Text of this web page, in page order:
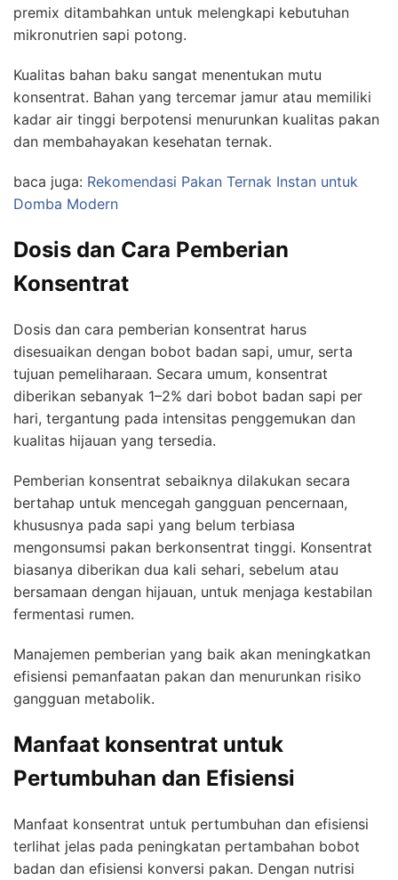
premix ditambahkan untuk melengkapi kebutuhan
mikronutrien sapi potong.
Kualitas bahan baku sangat menentukan mutu
konsentrat. Bahan yang tercemar jamur atau memiliki
kadar air tinggi berpotensi menurunkan kualitas pakan
dan membahayakan kesehatan ternak.
baca juga: Rekomendasi Pakan Ternak Instan untuk
Domba Modern
Dosis dan Cara Pemberian
Konsentrat
Dosis dan cara pemberian konsentrat harus
disesuaikan dengan bobot badan sapi, umur, serta
tujuan pemeliharaan. Secara umum, konsentrat
diberikan sebanyak 1–2% dari bobot badan sapi per
hari, tergantung pada intensitas penggemukan dan
kualitas hijauan yang tersedia.
Pemberian konsentrat sebaiknya dilakukan secara
bertahap untuk mencegah gangguan pencernaan,
khususnya pada sapi yang belum terbiasa
mengonsumsi pakan berkonsentrat tinggi. Konsentrat
biasanya diberikan dua kali sehari, sebelum atau
bersamaan dengan hijauan, untuk menjaga kestabilan
fermentasi rumen.
Manajemen pemberian yang baik akan meningkatkan
efisiensi pemanfaatan pakan dan menurunkan risiko
gangguan metabolik.
Manfaat konsentrat untuk
Pertumbuhan dan Efisiensi
Manfaat konsentrat untuk pertumbuhan dan efisiensi
terlihat jelas pada peningkatan pertambahan bobot
badan dan efisiensi konversi pakan. Dengan nutrisi